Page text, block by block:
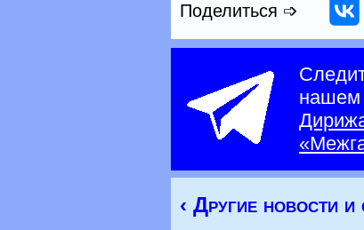
Поделиться ➩
нашем
‹ Другие новости и